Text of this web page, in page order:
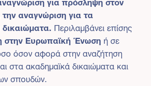
αναγνώριση για τα
Περιλαμβάνει επίσης
στην Ευρωπαϊκή Ένωσηή σε
όσον αφορά στην αναζήτηση
στα ακαδημαϊκά δικαιώματα και
σπουδών.